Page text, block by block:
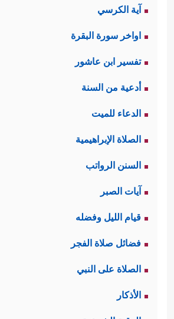
آية الكرسي
اواخر سورة البقرة
تفسير ابن عاشور
أدعية من السنة
الدعاء للميت
الصلاة الإبراهيمية
السنن الرواتب
آيات الصبر
قيام الليل وفضله
فضائل صلاة الفجر
الصلاة على النبي
الأذكار